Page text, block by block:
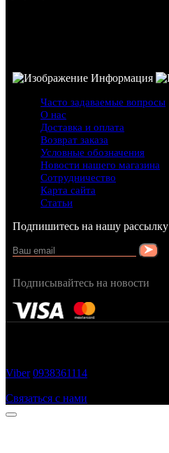
Информация
Часто задаваемые вопросы
О нас
Доставка и оплата
Возврат заказа
Условные обозначения
Новости нашего магазина
Сотрудничество
Карта сайта
Статьи
Подпишитесь на нашу рассылку
Подписывайтесь на новости
Viber 0938361114
Связаться с нами